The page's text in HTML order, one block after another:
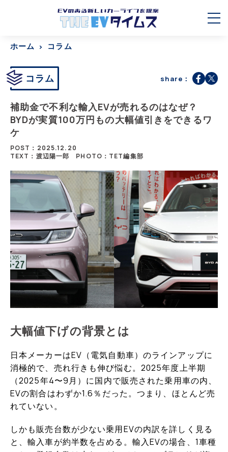
ホーム コラム
コラム share：
補助金で不利な輸入EVが売れるのはなぜ？
BYDが実質100万円もの大幅値引きをできるワ
ケ
POST：2025.12.20
TEXT：渡辺陽一郎
PHOTO：TET編集部
大幅値下げの背景とは
日本メーカーはEV（電気自動車）のラインアップに
消極的で、売れ行きも伸び悩む。2025年度上半期
（2025年4〜9月）に国内で販売された乗用車の内、
EVの割合はわずか1.6％だった。つまり、ほとんど売
れていない。
しかも販売台数が少ない乗用EVの内訳を詳しく見る
と、輸入車が約半数を占める。輸入EVの場合、1車種